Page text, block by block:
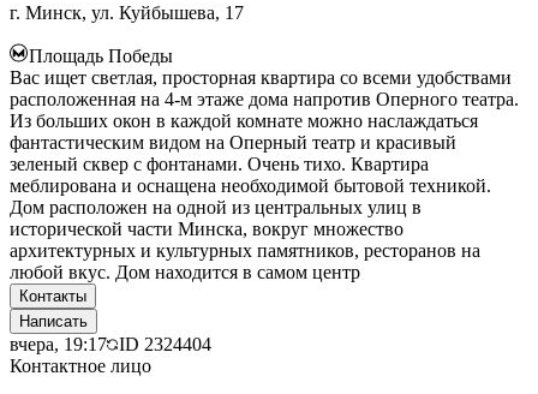
г. Минск, ул. Куйбышева, 17
Площадь Победы
Вас ищет светлая, просторная квартира со всеми удобствами
расположенная на 4-м этаже дома напротив Оперного театра.
Из больших окон в каждой комнате можно наслаждаться
фантастическим видом на Оперный театр и красивый
зеленый сквер с фонтанами. Очень тихо. Квартира
меблирована и оснащена необходимой бытовой техникой.
Дом расположен на одной из центральных улиц в
исторической части Минска, вокруг множество
архитектурных и культурных памятников, ресторанов на
любой вкус. Дом находится в самом центр
Контакты
Написать
вчера, 19:17 ID 2324404
Контактное лицо